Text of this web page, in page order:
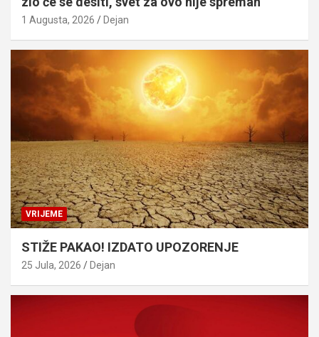
1 Augusta, 2026 Dejan
VRIJEME
STIŽE PAKAO! IZDATO UPOZORENJE
25 Jula, 2026 Dejan